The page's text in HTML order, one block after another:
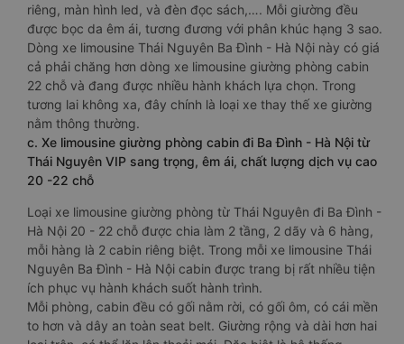
riêng, màn hình led, và đèn đọc sách,…. Mỗi giường đều
được bọc da êm ái, tương đương với phân khúc hạng 3 sao.
Dòng xe limousine Thái Nguyên Ba Đình - Hà Nội này có giá
cả phải chăng hơn dòng xe limousine giường phòng cabin
22 chỗ và đang được nhiều hành khách lựa chọn. Trong
tương lai không xa, đây chính là loại xe thay thế xe giường
nằm thông thường.
c. Xe limousine giường phòng cabin đi Ba Đình - Hà Nội từ
Thái Nguyên VIP sang trọng, êm ái, chất lượng dịch vụ cao
20 -22 chỗ
Loại xe limousine giường phòng từ Thái Nguyên đi Ba Đình -
Hà Nội 20 - 22 chỗ được chia làm 2 tầng, 2 dãy và 6 hàng,
mỗi hàng là 2 cabin riêng biệt. Trong mỗi xe limousine Thái
Nguyên Ba Đình - Hà Nội cabin được trang bị rất nhiều tiện
ích phục vụ hành khách suốt hành trình.
Mỗi phòng, cabin đều có gối nằm rời, có gối ôm, có cái mền
to hơn và dây an toàn seat belt. Giường rộng và dài hơn hai